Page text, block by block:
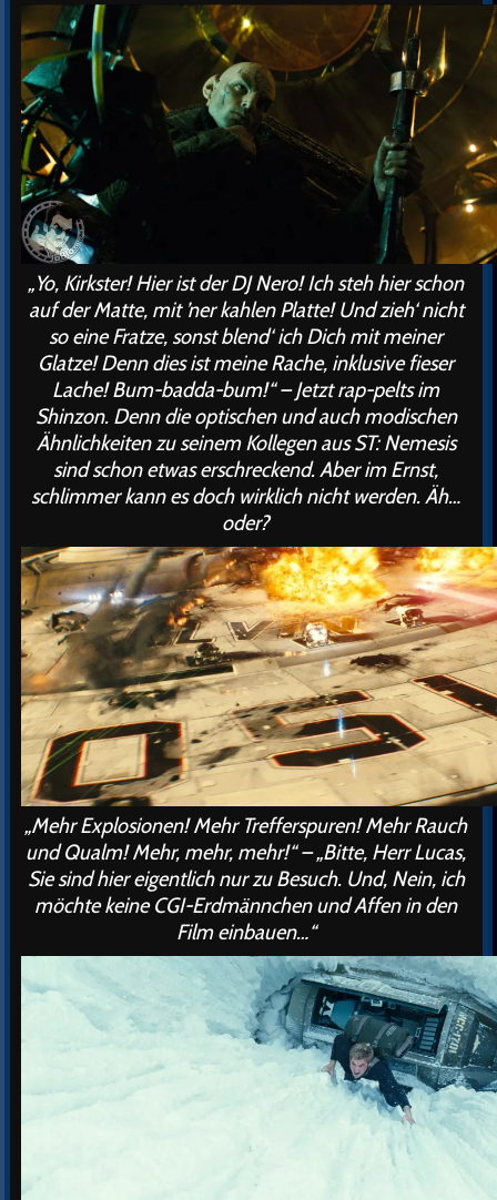
„Yo, Kirkster! Hier ist der DJ Nero! Ich steh hier schon
auf der Matte, mit ’ner kahlen Platte! Und zieh‘ nicht
so eine Fratze, sonst blend‘ ich Dich mit meiner
Glatze! Denn dies ist meine Rache, inklusive fieser
Lache! Bum-badda-bum!“ – Jetzt rap-pelts im
Shinzon. Denn die optischen und auch modischen
Ähnlichkeiten zu seinem Kollegen aus ST: Nemesis
sind schon etwas erschreckend. Aber im Ernst,
schlimmer kann es doch wirklich nicht werden. Äh…
oder?
„Mehr Explosionen! Mehr Trefferspuren! Mehr Rauch
und Qualm! Mehr, mehr, mehr!“ – „Bitte, Herr Lucas,
Sie sind hier eigentlich nur zu Besuch. Und, Nein, ich
möchtekeineCGI-Erdmännchen und Affen in den
Film einbauen…“